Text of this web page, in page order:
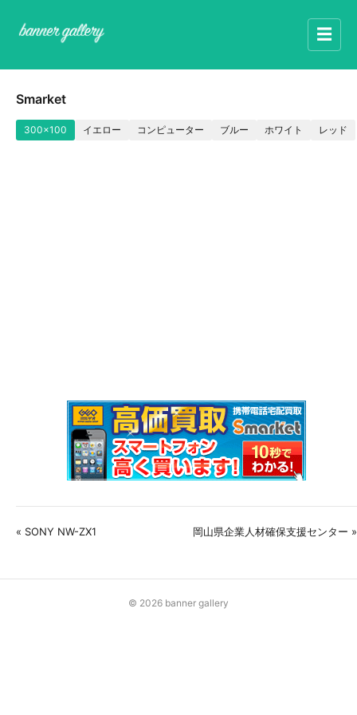
☰
Smarket
300x100 イエロー コンピューター ブルー ホワイト レッド
« SONY NW-ZX1 岡山県企業人材確保支援センター »
© 2026 banner gallery